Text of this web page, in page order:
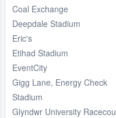
Coal Exchange
Deepdale Stadium
Eric's
Etihad Stadium
EventCity
Gigg Lane, Energy Check
Stadium
Glyndwr University